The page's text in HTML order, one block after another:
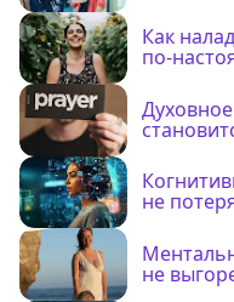
Как
по-
не
не